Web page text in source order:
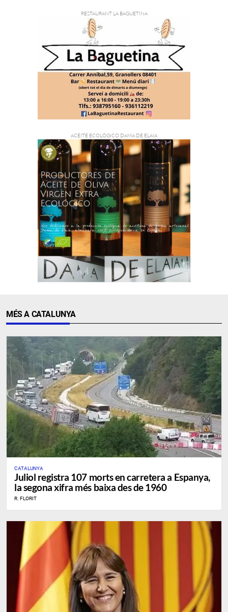
MÉS A CATALUNYA
CATALUNYA
Juliol registra 107 morts en carretera a Espanya,
la segona xifra més baixa des de 1960
R. FLORIT